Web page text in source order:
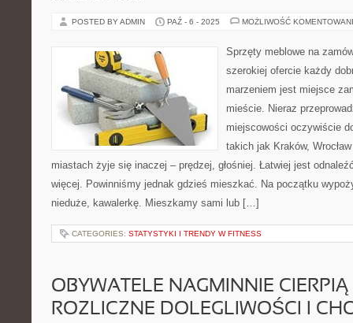
POSTED BY ADMIN PAŹ - 6 - 2025 MOŻLIWOŚĆ
Sprzęty meblowe na
szerokiej ofercie każdy
marzeniem jest miejsce
mieście. Nieraz
miejscowości oczywiście
takich jak Kraków,
miastach żyje się inaczej – prędzej, głośniej. Łatwiej jest
więcej. Powinniśmy jednak gdzieś mieszkać. Na początku
nieduże, kawalerkę. Mieszkamy sami lub […]
CATEGORIES: STATYSTYKI I TRENDY W FITNESS
OBYWATELE NAGMINNIE
ROZLICZNE DOLEGLIWOŚCI I